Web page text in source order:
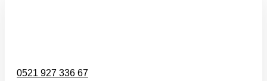
0521 927 336 67